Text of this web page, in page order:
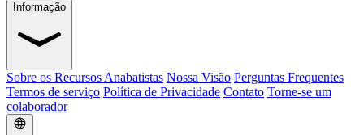
Informação
Sobre os Recursos Anabatistas Nossa Visão Perguntas Frequentes
Termos de serviço Política de Privacidade Contato Torne-se um
colaborador